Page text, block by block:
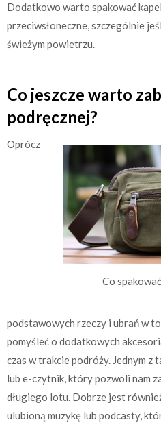
Dodatkowo warto spakować
przeciwsłoneczne, szczególnie
świeżym powietrzu.
Co jeszcze warto
podręcznej?
Co
Oprócz
podstawowych rzeczy i ubrań w
pomyśleć o dodatkowych
czas w trakcie podróży. Jednym z
lub e-czytnik, który pozwoli nam
długiego lotu. Dobrze jest
ulubioną muzykę lub podcasty,